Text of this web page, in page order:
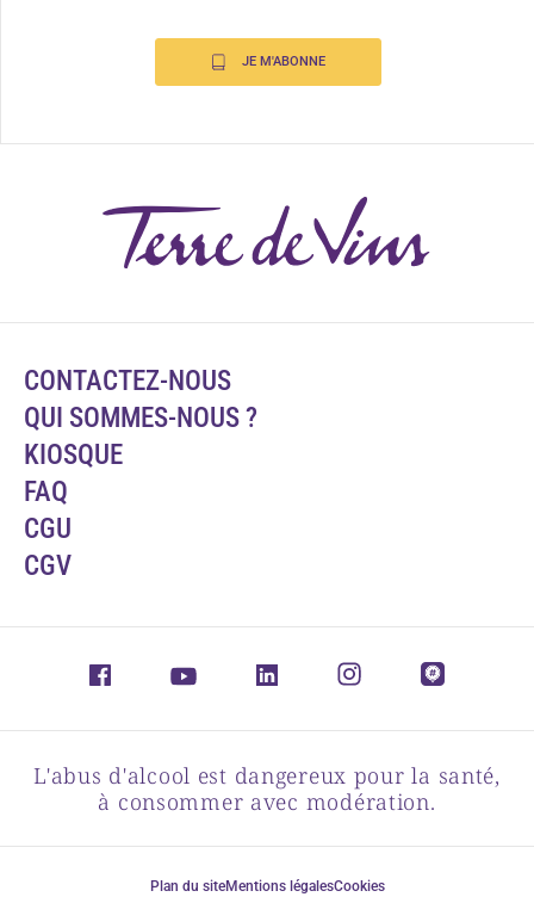
JE M'ABONNE
CONTACTEZ-NOUS
QUI SOMMES-NOUS ?
KIOSQUE
FAQ
CGU
CGV
L'abus d'alcool est dangereux pour la santé,
à consommer avec modération.
Plan du siteMentions légalesCookies